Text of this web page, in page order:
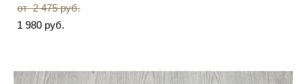
от 2 475 pуб.
1 980 pуб.